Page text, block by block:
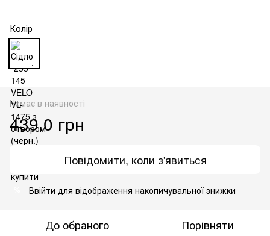
Колір
Немає в наявності
439.0 грн
Повідомити, коли з'явиться
Ввійти для відображення накопичувальної знижки
До обраного Порівняти